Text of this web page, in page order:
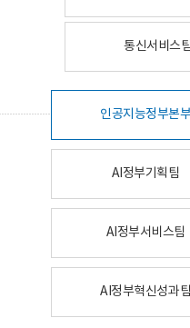
통신서비스
인공지능정부본
AI정부기획팀
AI정부서비스팀
AI정부혁신성과팀